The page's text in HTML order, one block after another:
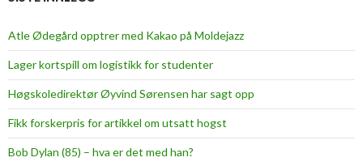
Atle Ødegård opptrer med Kakao på Moldejazz
Lager kortspill om logistikk for studenter
Høgskoledirektør Øyvind Sørensen har sagt opp
Fikk forskerpris for artikkel om utsatt hogst
Bob Dylan (85) – hva er det med han?